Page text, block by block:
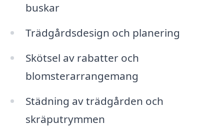
buskar
Trädgårdsdesign och planering
Skötsel av rabatter och
blomsterarrangemang
Städning av trädgården och
skräputrymmen